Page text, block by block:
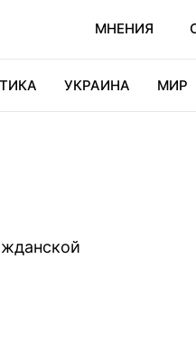
МНЕНИЯ
УКРАИНА МИР